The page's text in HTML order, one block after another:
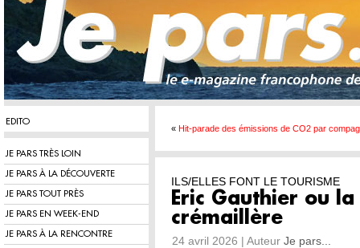
EDITO
JE PARS TRÈS LOIN
JE PARS À LA DÉCOUVERTE
JE PARS TOUT PRÈS
JE PARS EN WEEK-END
JE PARS À LA RENCONTRE
« Hit-parade des émissions de CO2 par
ILS/ELLES FONT LE TOURISME
Eric Gauthier ou
crémaillère
24 avril 2026 | Auteur Je pars...